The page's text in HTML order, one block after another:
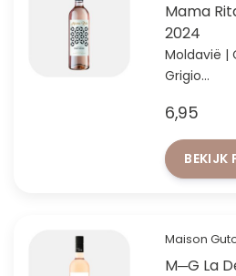
Mama
2024
Moldavië |
Grigio
12 flessen!
6,95
BEKIJK
Maison
M─G La